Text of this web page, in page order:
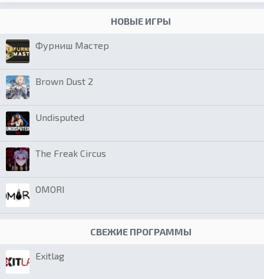
НОВЫЕ ИГРЫ
Фурниш Мастер
Brown Dust 2
Undisputed
The Freak Circus
OMORI
СВЕЖИЕ ПРОГРАММЫ
Exitlag